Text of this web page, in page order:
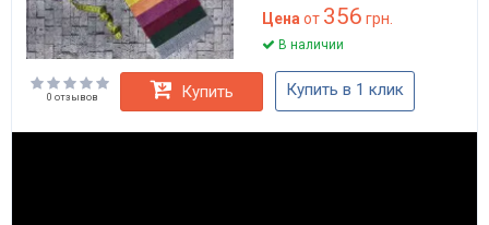
декора
Цена от 356 грн.
В наличии
0 отзывов Купить Купить в 1 клик